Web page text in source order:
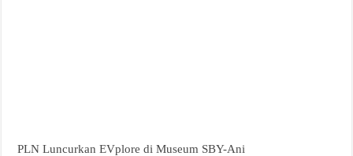
PLN Luncurkan EVplore di Museum SBY-Ani